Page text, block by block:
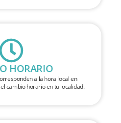
HORARIO
a la hora local en
cambio horario en tu localidad.